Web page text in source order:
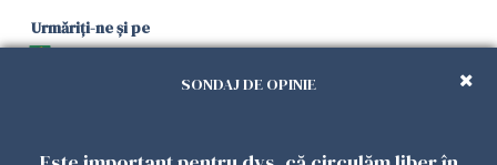
Urmăriți-ne și pe
și în aplicațiile mobileSONDAJ DE OPINIE